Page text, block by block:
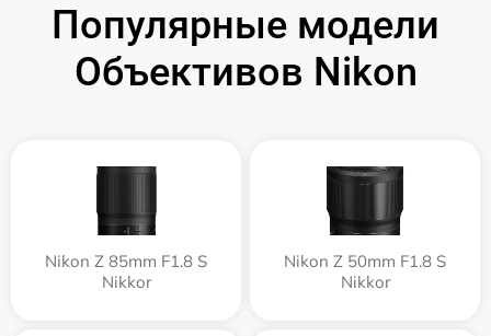
Популярные модели
Объективов Nikon
Nikon Z 85mm F1.8 S
Nikkor
Nikon Z 50mm F1.8 S
Nikkor